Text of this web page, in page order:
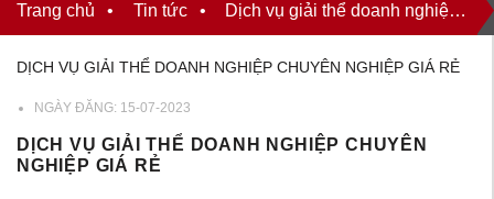
Trang chủ • Tin tức • Dịch vụ giải thể doanh nghiệp chuyên nghiệp giá rẻ
DỊCH VỤ GIẢI THỂ DOANH NGHIỆP CHUYÊN NGHIỆP GIÁ RẺ
NGÀY ĐĂNG: 15-07-2023
DỊCH VỤ GIẢI THỂ DOANH NGHIỆP CHUYÊN
NGHIỆP GIÁ RẺ